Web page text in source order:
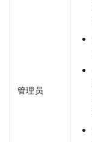
管理员